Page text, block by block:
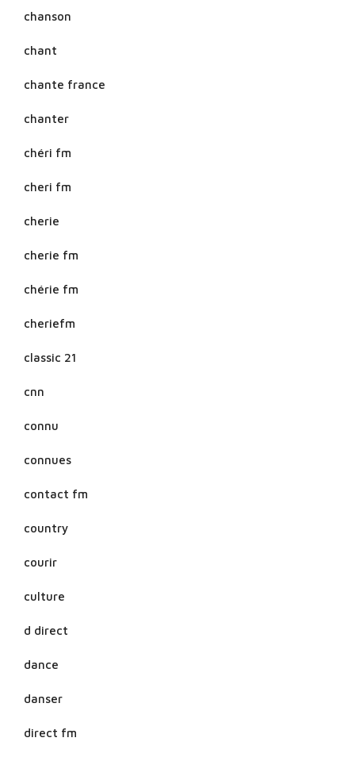
chanson
chant
chante france
chanter
chéri fm
cheri fm
cherie
cherie fm
chérie fm
cheriefm
classic 21
cnn
connu
connues
contact fm
country
courir
culture
d direct
dance
danser
direct fm